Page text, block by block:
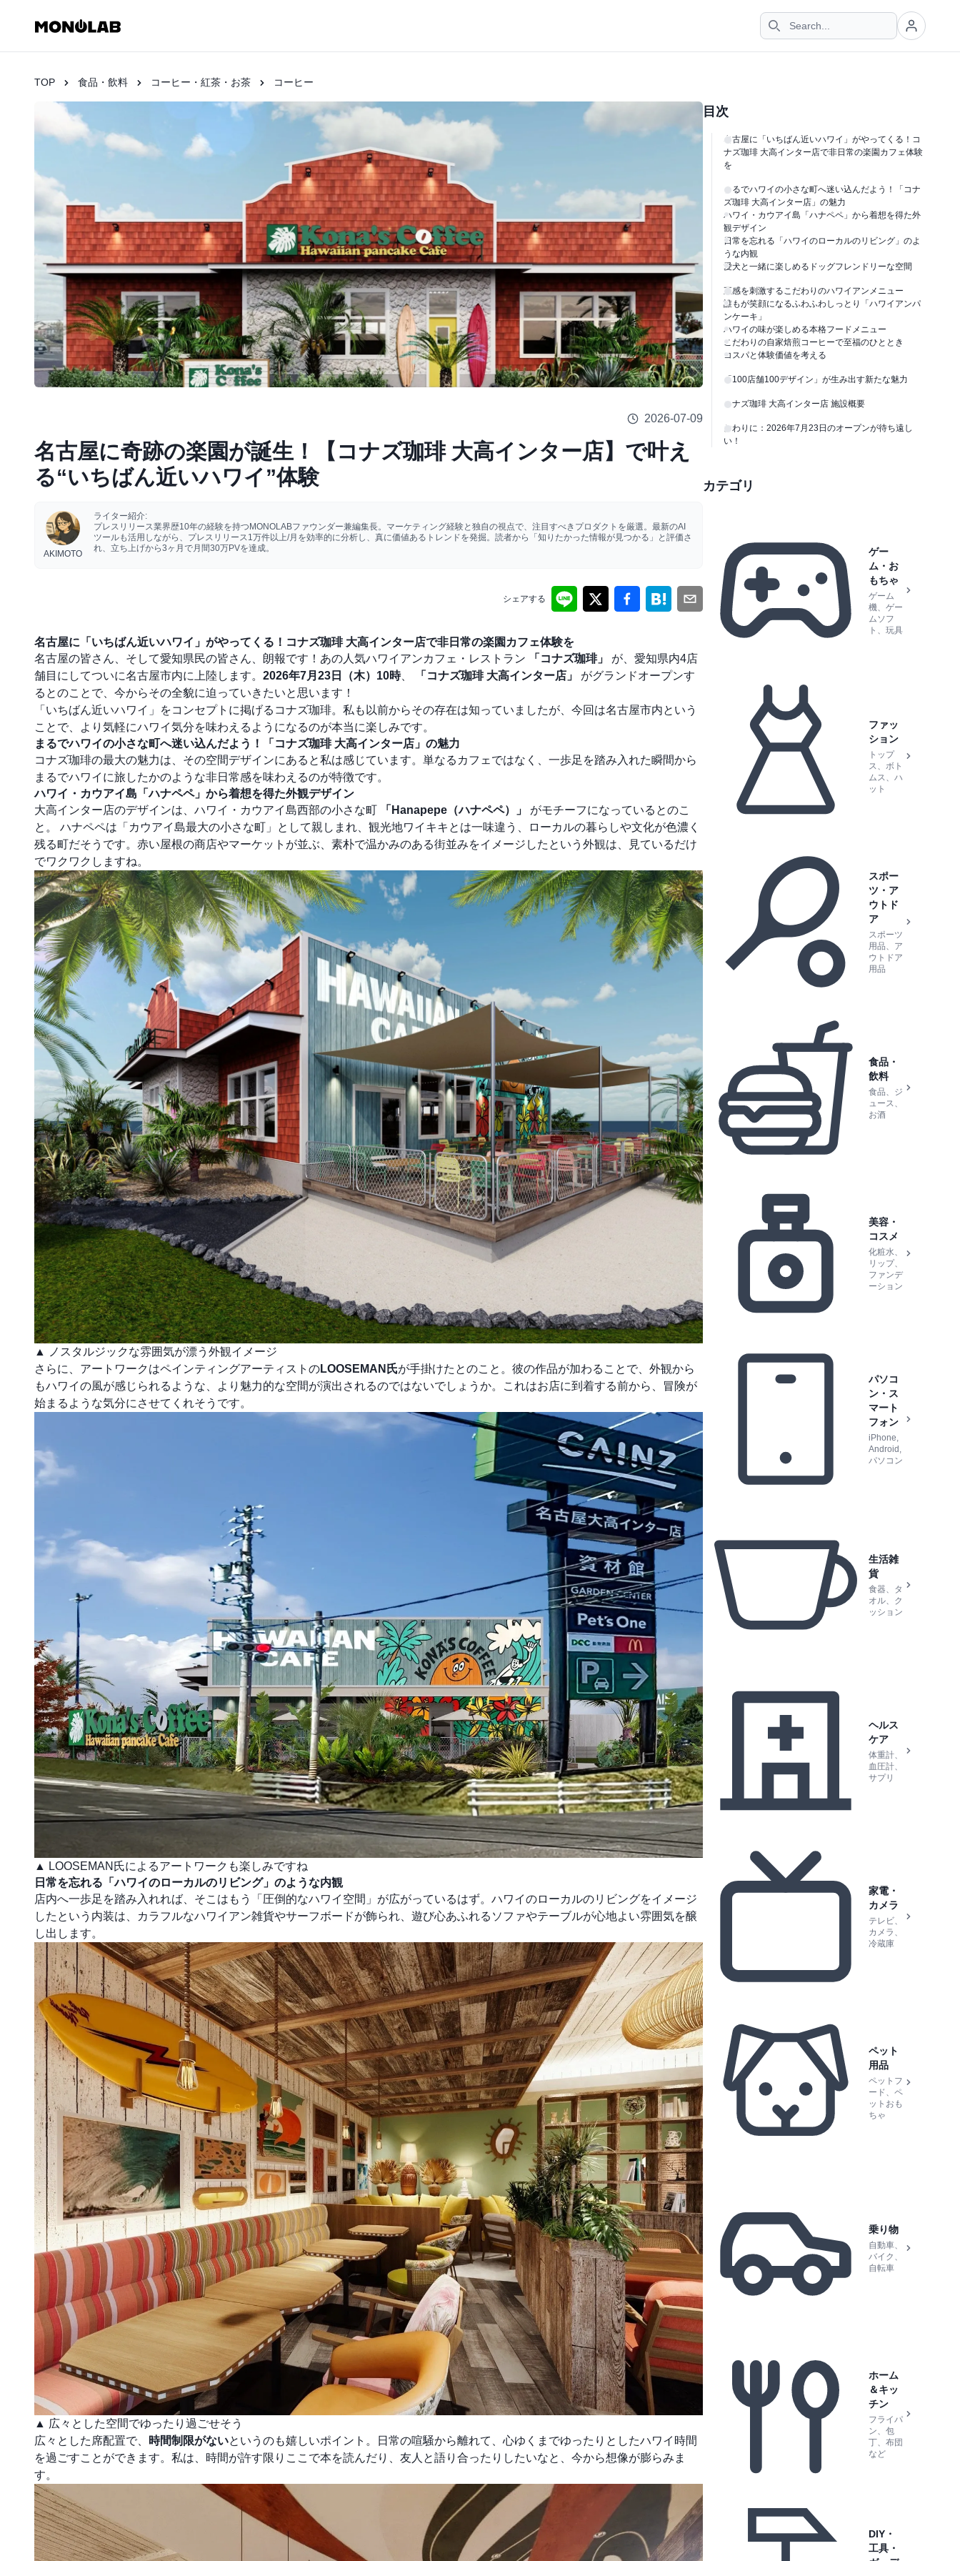
TOP 食品・飲料 コーヒー・紅茶・お茶 コーヒー
2026-07-09
名古屋に奇跡の楽園が誕生！【コナズ珈琲 大高インター店】で叶え
る“いちばん近いハワイ”体験
AKIMOTO
ライター紹介:
プレスリリース業界歴10年の経験を持つMONOLABファウンダー兼編集長。マーケティング経験と独自の視点で、注目すべきプロダクトを厳選。最新のAI
ツールも活用しながら、プレスリリース1万件以上/月を効率的に分析し、真に価値あるトレンドを発掘。読者から「知りたかった情報が見つかる」と評価さ
れ、立ち上げから3ヶ月で月間30万PVを達成。
シェアする
名古屋に「いちばん近いハワイ」がやってくる！コナズ珈琲 大高インター店で非日常の楽園カフェ体験を
名古屋の皆さん、そして愛知県民の皆さん、朗報です！あの人気ハワイアンカフェ・レストラン
「コナズ珈琲」
が、愛知県内4店
舗目にしてついに名古屋市内に上陸します。 2026年7月23日（木）10時、 「コナズ珈琲 大高インター店」
がグランドオープンす
るとのことで、今からその全貌に迫っていきたいと思います！
「いちばん近いハワイ」をコンセプトに掲げるコナズ珈琲。私も以前からその存在は知っていましたが、今回は名古屋市内という
ことで、より気軽にハワイ気分を味わえるようになるのが本当に楽しみです。
まるでハワイの小さな町へ迷い込んだよう！「コナズ珈琲 大高インター店」の魅力
コナズ珈琲の最大の魅力は、その空間デザインにあると私は感じています。単なるカフェではなく、一歩足を踏み入れた瞬間から
まるでハワイに旅したかのような非日常感を味わえるのが特徴です。
ハワイ・カウアイ島「ハナペペ」から着想を得た外観デザイン
大高インター店のデザインは、ハワイ・カウアイ島西部の小さな町
「Hanapepe（ハナペペ）」
がモチーフになっているとのこ
と。 ハナペペは「カウアイ島最大の小さな町」として親しまれ、観光地ワイキキとは一味違う、ローカルの暮らしや文化が色濃く
残る町だそうです。赤い屋根の商店やマーケットが並ぶ、素朴で温かみのある街並みをイメージしたという外観は、見ているだけ
でワクワクしますね。
▲ ノスタルジックな雰囲気が漂う外観イメージ
さらに、アートワークはペインティングアーティストのLOOSEMAN氏が手掛けたとのこと。彼の作品が加わることで、外観から
もハワイの風が感じられるような、より魅力的な空間が演出されるのではないでしょうか。これはお店に到着する前から、冒険が
始まるような気分にさせてくれそうです。
▲ LOOSEMAN氏によるアートワークも楽しみですね
日常を忘れる「ハワイのローカルのリビング」のような内観
店内へ一歩足を踏み入れれば、そこはもう「圧倒的なハワイ空間」が広がっているはず。ハワイのローカルのリビングをイメージ
したという内装は、カラフルなハワイアン雑貨やサーフボードが飾られ、遊び心あふれるソファやテーブルが心地よい雰囲気を醸
し出します。
▲ 広々とした空間でゆったり過ごせそう
広々とした席配置で、
時間制限がないというのも嬉しいポイント。日常の喧騒から離れて、心ゆくまでゆったりとしたハワイ時間
を過ごすことができます。私は、時間が許す限りここで本を読んだり、友人と語り合ったりしたいなと、今から想像が膨らみま
す。
目次
名古屋に「いちばん近いハワイ」がやってくる！コ
ナズ珈琲 大高インター店で非日常の楽園カフェ体験
を
まるでハワイの小さな町へ迷い込んだよう！「コナ
ズ珈琲 大高インター店」の魅力
ハワイ・カウアイ島「ハナペペ」から着想を得た外
観デザイン
日常を忘れる「ハワイのローカルのリビング」のよ
うな内観
愛犬と一緒に楽しめるドッグフレンドリーな空間
五感を刺激するこだわりのハワイアンメニュー
誰もが笑顔になるふわふわしっとり「ハワイアンパ
ンケーキ」
ハワイの味が楽しめる本格フードメニュー
こだわりの自家焙煎コーヒーで至福のひととき
コスパと体験価値を考える
「100店舗100デザイン」が生み出す新たな魅力
コナズ珈琲 大高インター店 施設概要
おわりに：2026年7月23日のオープンが待ち遠し
い！
カテゴリ
ゲー
ム・お
もちゃ
ゲーム
機、ゲー
ムソフ
ト、玩具
ファッ
ション
トップ
ス、ボト
ムス、ハ
ット
スポー
ツ・ア
ウトド
ア
スポーツ
用品、ア
ウトドア
用品
食品・
飲料
食品、ジ
ュース、
お酒
美容・
コスメ
化粧水、
リップ、
ファンデ
ーション
パソコ
ン・ス
マート
フォン
iPhone,
Android,
パソコン
生活雑
貨
食器、タ
オル、ク
ッション
ヘルス
ケア
体重計、
血圧計、
サプリ
家電・
カメラ
テレビ、
カメラ、
冷蔵庫
ペット
用品
ペットフ
ード、ペ
ットおも
ちゃ
乗り物
自動車、
バイク、
自転車
ホーム
＆キッ
チン
フライパ
ン、包
丁、布団
など
DIY・
工具・